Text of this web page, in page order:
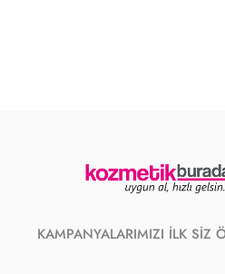
KAMPANYALARIMIZI İLK SİZ